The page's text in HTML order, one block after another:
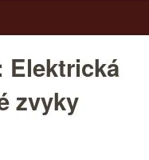
Elektrická
zvyky